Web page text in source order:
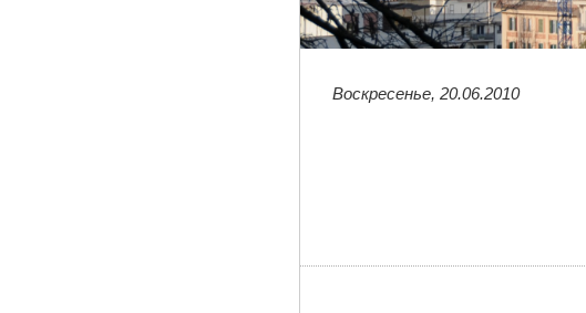
Воскресенье, 20.06.2010